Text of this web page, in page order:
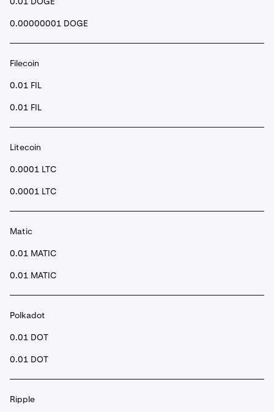
0.00000001 DOGE
Filecoin
0.01 FIL
0.01 FIL
Litecoin
0.0001 LTC
0.0001 LTC
Matic
0.01 MATIC
0.01 MATIC
Polkadot
0.01 DOT
0.01 DOT
Ripple